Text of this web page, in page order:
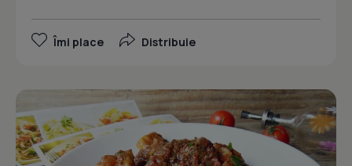
Îmi place Distribuie